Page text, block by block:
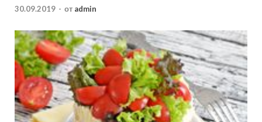
30.09.2019 - от admin